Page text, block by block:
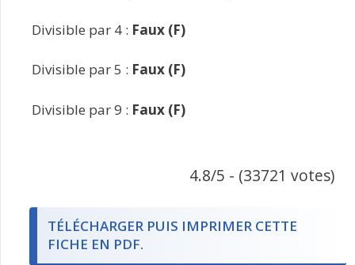
Divisible par 4 : Faux (F)
Divisible par 5 : Faux (F)
Divisible par 9 : Faux (F)
4.8/5 - (33721 votes)
TÉLÉCHARGER PUIS IMPRIMER CETTE
FICHE EN PDF.